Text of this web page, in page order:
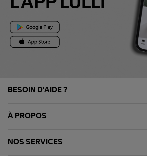
L'APP LULLI
BESOIN D'AIDE ?
À PROPOS
NOS SERVICES